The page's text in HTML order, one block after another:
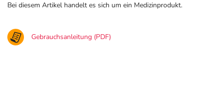
Bei diesem Artikel handelt es sich um ein Medizinprodukt.
Gebrauchsanleitung (PDF)